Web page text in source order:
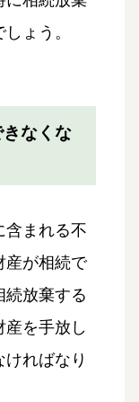
ょう。
なくな
含まれる不
産が相続で
続放棄する
産を手放し
ればなり